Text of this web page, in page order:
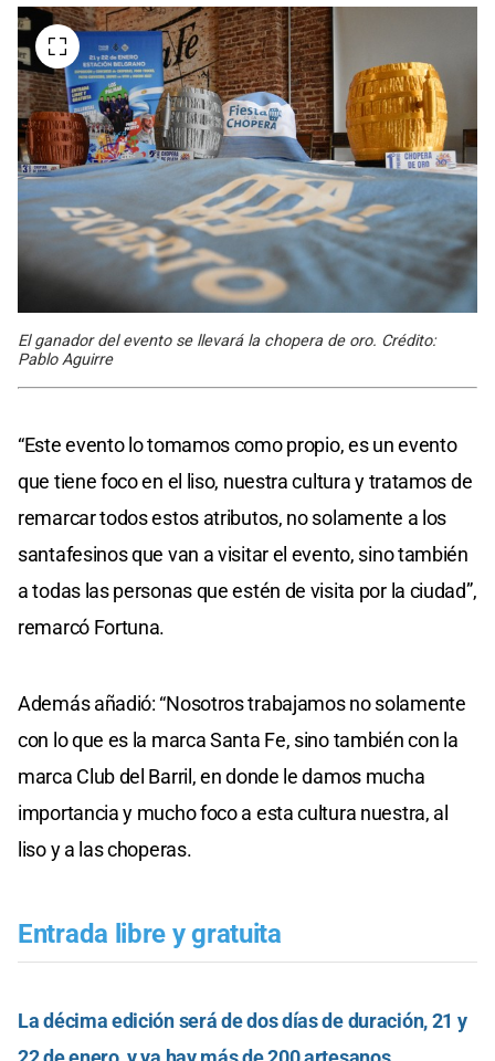
El ganador del evento se llevará la chopera de oro. Crédito:
Pablo Aguirre
“Este evento lo tomamos como propio, es un evento
que tiene foco en el liso, nuestra cultura y tratamos de
remarcar todos estos atributos, no solamente a los
santafesinos que van a visitar el evento, sino también
a todas las personas que estén de visita por la ciudad”,
remarcó Fortuna.
Además añadió: “Nosotros trabajamos no solamente
con lo que es la marca Santa Fe, sino también con la
marca Club del Barril, en donde le damos mucha
importancia y mucho foco a esta cultura nuestra, al
liso y a las choperas.
Entrada libre y gratuita
La décima edición será de dos días de duración, 21 y